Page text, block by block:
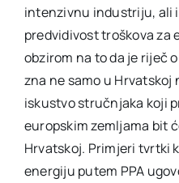
intenzivnu industriju, ali
predvidivost troškova za
obzirom na to da je riječ
zna ne samo u Hrvatskoj
iskustvo stručnjaka koji
europskim zemljama bit
Hrvatskoj. Primjeri tvrtki
energiju putem PPA